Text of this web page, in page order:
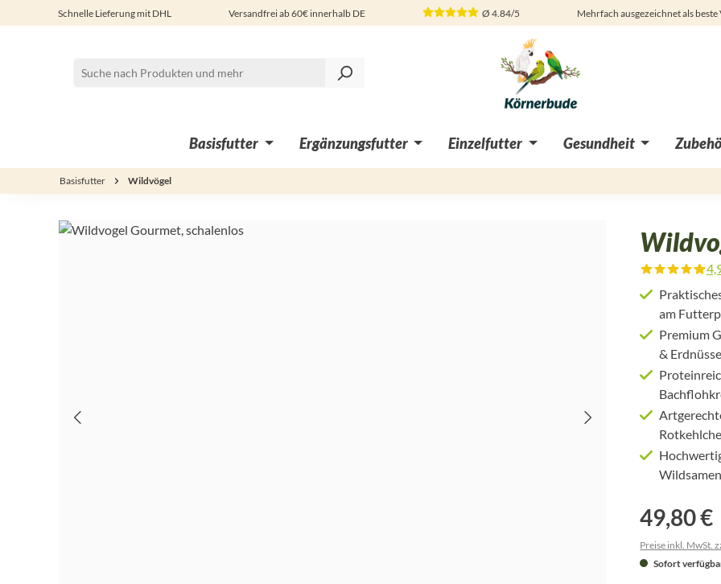
Hauptinhalt springen
Zur Suche springen
Zur Hauptnavigation springen
Schnelle Lieferung mit DHL Versandfrei ab 60€ innerhalb DE Ø 4.84/5 Mehrfach ausgezeichnet als
Basisfutter Ergänzungsfutter Einzelfutter Gesundheit
Basisfutter Wildvögel
Bildergalerie überspringen
Durchschnittliche Bewertung
am
Premium
&
Wildsamen
49,80 €
Preise inkl. MwSt.
Sofort